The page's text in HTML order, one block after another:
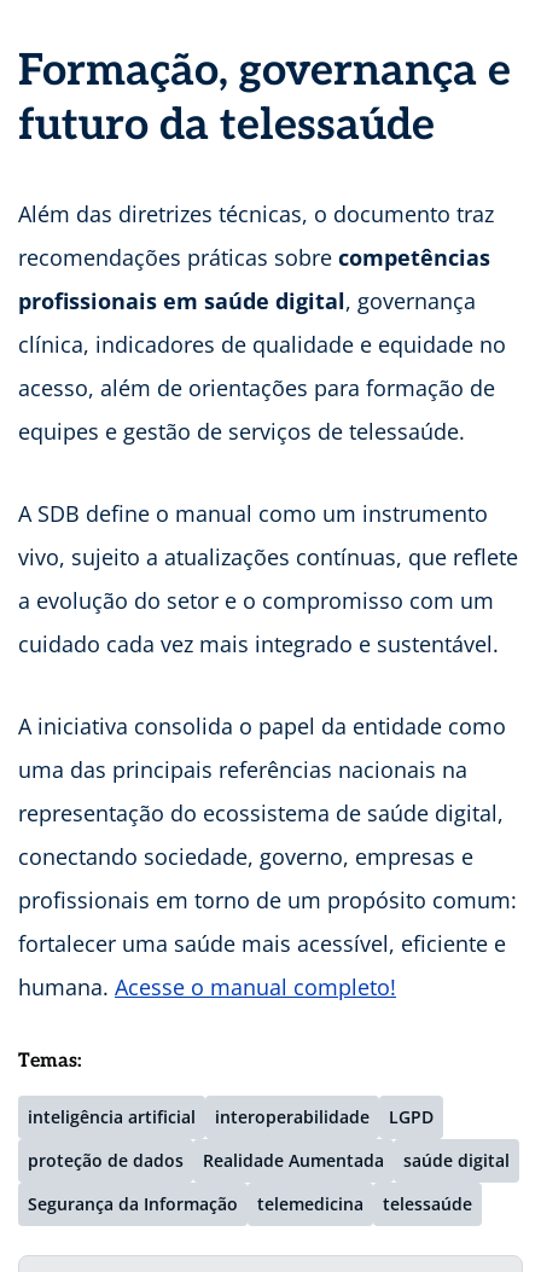
Formação, governança e
futuro da telessaúde
Além das diretrizes técnicas, o documento traz
recomendações práticas sobre competências
profissionais em saúde digital, governança
clínica, indicadores de qualidade e equidade no
acesso, além de orientações para formação de
equipes e gestão de serviços de telessaúde.
A SDB define o manual como um instrumento
vivo, sujeito a atualizações contínuas, que reflete
a evolução do setor e o compromisso com um
cuidado cada vez mais integrado e sustentável.
A iniciativa consolida o papel da entidade como
uma das principais referências nacionais na
representação do ecossistema de saúde digital,
conectando sociedade, governo, empresas e
profissionais em torno de um propósito comum:
fortalecer uma saúde mais acessível, eficiente e
humana. Acesse o manual completo!
Temas:
inteligência artificial interoperabilidade
LGPD
proteção de dados
Realidade Aumentada
saúde digital
Segurança da Informação
telemedicina telessaúde